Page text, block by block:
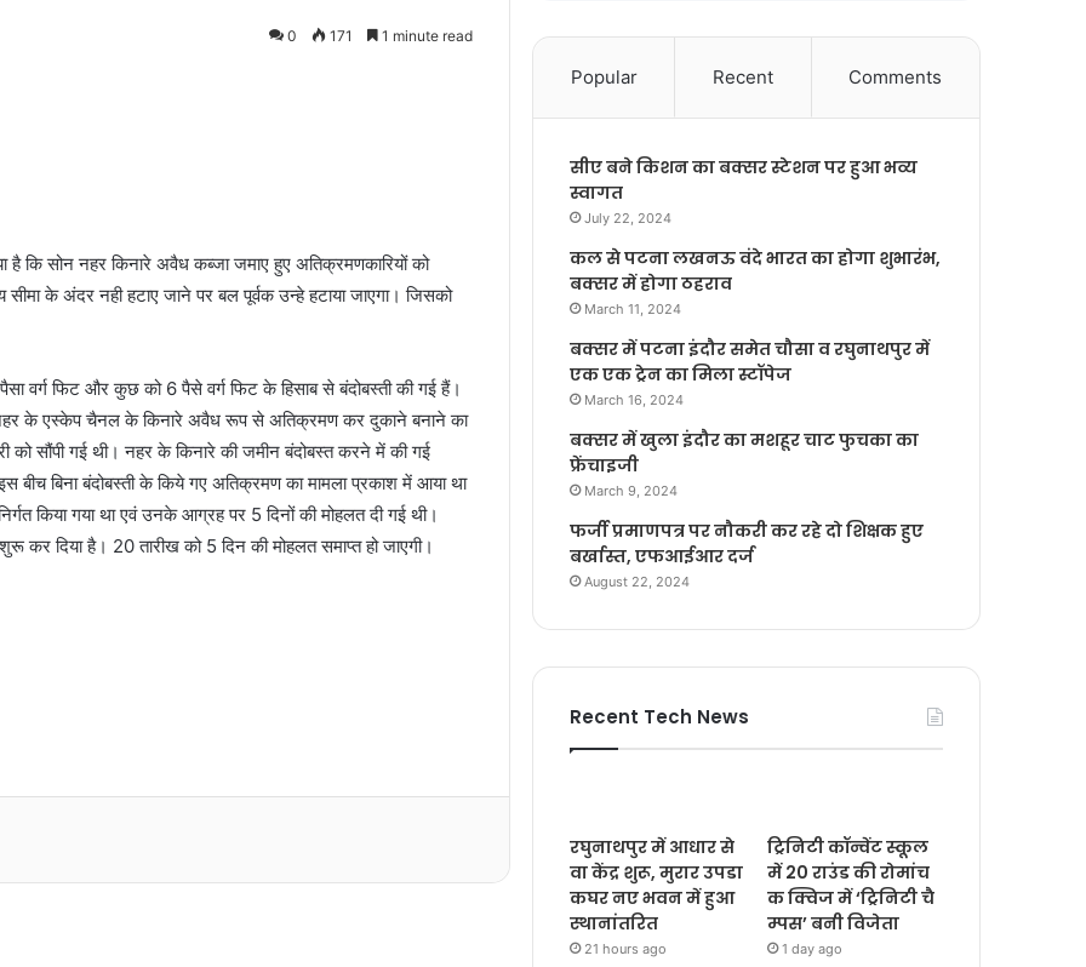
0 171 1 minute read
है कि सोन नहर किनारे अवैध कब्जा जमाए हुए अतिक्रमणकारियों को
के अंदर नही हटाए जाने पर बल पूर्वक उन्हे हटाया जाएगा। जिसको
पैसा वर्ग फिट और कुछ को 6 पैसे वर्ग फिट के हिसाब से बंदोबस्ती की गई हैं।
नहर के एस्केप चैनल के किनारे अवैध रूप से अतिक्रमण कर दुकाने बनाने का
को सौंपी गई थी। नहर के किनारे की जमीन बंदोबस्त करने में की गई
इस बीच बिना बंदोबस्ती के किये गए अतिक्रमण का मामला प्रकाश में आया था
किया गया था एवं उनके आग्रह पर 5 दिनों की मोहलत दी गई थी।
कर दिया है। 20 तारीख को 5 दिन की मोहलत समाप्त हो जाएगी।
Popular Recent Comments
सीए बने किशन का बक्सर स्टेशन पर हुआ भव्य
स्वागत
July 22, 2024
कल से पटना लखनऊ वंदे भारत का होगा शुभारंभ,
बक्सर में होगा ठहराव
March 11, 2024
बक्सर में पटना इंदौर समेत चौसा व रघुनाथपुर में
एक एक ट्रेन का मिला स्टॉपेज
March 16, 2024
बक्सर में खुला इंदौर का मशहूर चाट फुचका का
फ्रेंचाइजी
March 9, 2024
फर्जी प्रमाणपत्र पर नौकरी कर रहे दो शिक्षक हुए
बर्खास्त, एफआईआर दर्ज
August 22, 2024
Recent Tech News
रघुनाथपुर में आधार से
वा केंद्र शुरू, मुरार उपडा
कघर नए भवन में हुआ
स्थानांतरित
21 hours ago
ट्रिनिटी कॉन्वेंट स्कूल
में 20 राउंड की रोमांच
क क्विज में ‘ट्रिनिटी चै
म्पस’ बनी विजेता
1 day ago